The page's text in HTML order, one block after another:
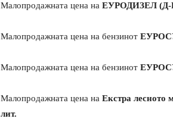
Малопродажната цена на ЕУРОДИЗЕЛ (Д-Е
Малопродажната цена на бензинот
Малопродажната цена на бензинот
Малопродажната цена на Екстра лесното
лит.